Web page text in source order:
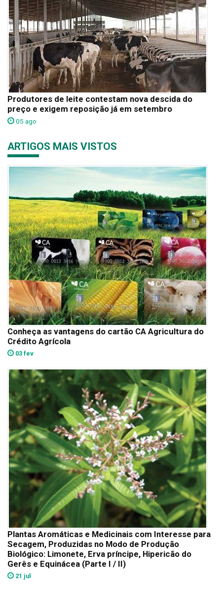
Produtores de leite contestam nova descida do
preço e exigem reposição já em setembro
05 ago
ARTIGOS MAIS VISTOS
Conheça as vantagens do cartão CA Agricultura do
Crédito Agrícola
03 fev
Plantas Aromáticas e Medicinais com Interesse para
Secagem, Produzidas no Modo de Produção
Biológico: Limonete, Erva príncipe, Hipericão do
Gerês e Equinácea (Parte I / II)
21 jul